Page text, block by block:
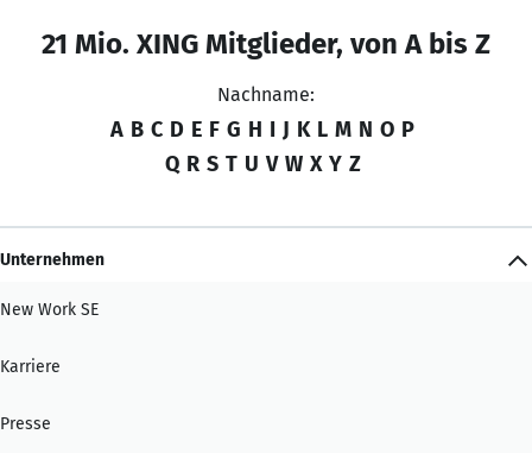
21 Mio. XING Mitglieder, von A bis Z
Nachname:
A B C D E F G H I J K L M N O P
Q R S T U V W X Y Z
Unternehmen
New Work SE
Karriere
Presse